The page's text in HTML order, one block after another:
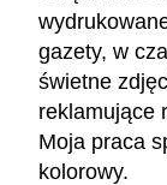
gazety, w
świetne
reklamujące
Moja praca
kolorowy.